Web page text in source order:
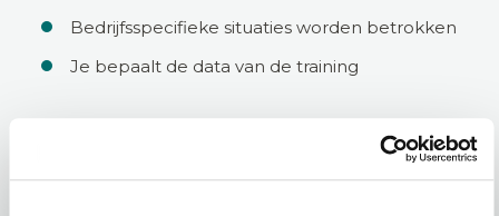
Bedrijfsspecifieke situaties worden betrokken
Je bepaalt de data van de training